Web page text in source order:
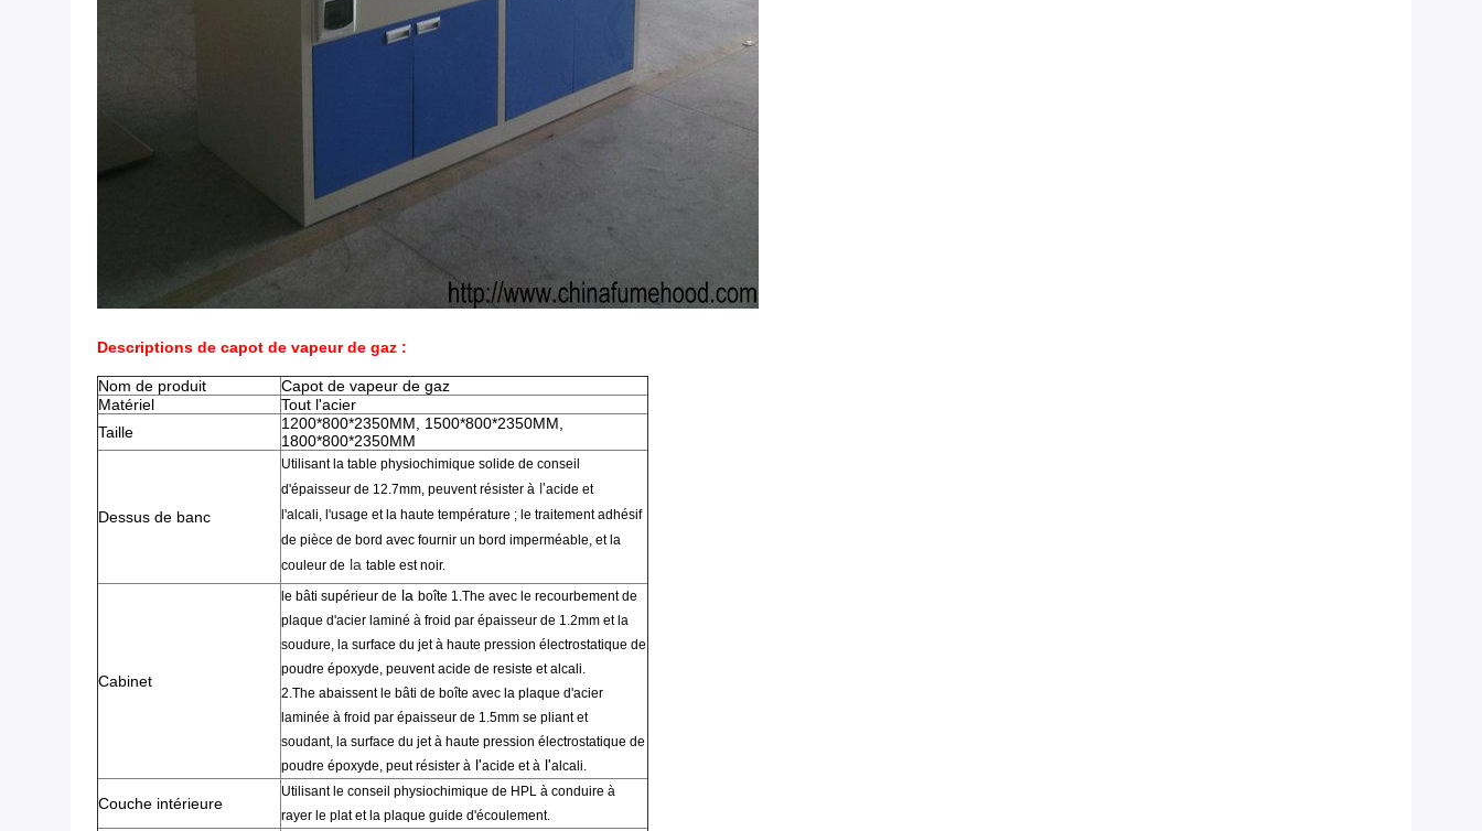
Descriptions de capot de vapeur de gaz :
Nom de produit
Capot de vapeur de gaz
Matériel
Tout l'acier
Taille
1200*800*2350MM, 1500*800*2350MM,
1800*800*2350MM
Dessus de banc
Utilisant la table physiochimique solide de conseil
d'épaisseur de 12.7mm, peuvent résister à l'acide et
l'alcali, l'usage et la haute température ; le traitement adhésif
de pièce de bord avec fournir un bord imperméable, et la
couleur de la table est noir.
Cabinet
le bâti supérieur de la boîte 1.The avec le recourbementde
plaque d'acier laminé à froid par épaisseur de 1.2mm et la
soudure, la surface du jet à haute pression électrostatique de
poudre époxyde, peuvent acide de resiste et alcali.
2.The abaissent le bâti de boîte avec la plaque d'acier
laminée à froid par épaisseur de 1.5mm se pliant et
soudant, la surface du jetà haute pression électrostatique de
poudre époxyde, peut résister à l'acide et à l'alcali.
Couche intérieure
Utilisant le conseil physiochimique de HPL à conduire à
rayer le plat et la plaque guide d'écoulement.